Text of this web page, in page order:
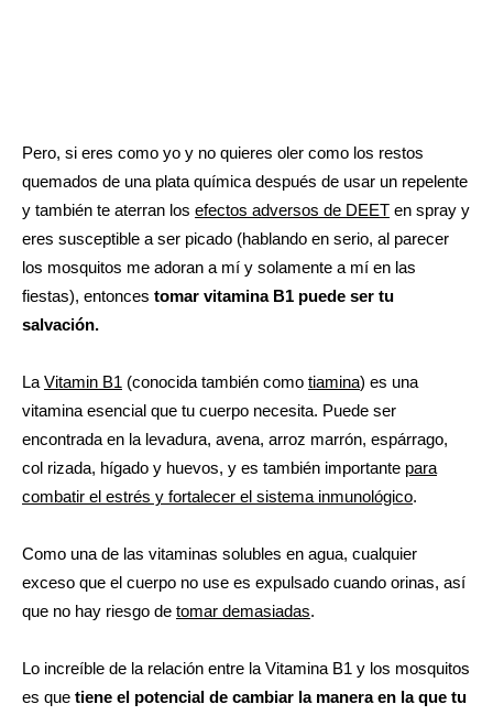
Pero, si eres como yo y no quieres oler como los restos
quemados de una plata química después de usar un repelente
y también te aterran los efectos adversos de DEET en spray y
eres susceptible a ser picado (hablando en serio, al parecer
los mosquitos me adoran a mí y solamente a mí en las
fiestas), entonces tomar vitamina B1 puede ser tu
salvación.
La Vitamin B1 (conocida también como tiamina) es una
vitamina esencial que tu cuerpo necesita. Puede ser
encontrada en la levadura, avena, arroz marrón, espárrago,
col rizada, hígado y huevos, y es también importante para
combatir el estrés y fortalecer el sistema inmunológico.
Como una de las vitaminas solubles en agua, cualquier
exceso que el cuerpo no use es expulsado cuando orinas, así
que no hay riesgo de tomar demasiadas.
Lo increíble de la relación entre la Vitamina B1 y los mosquitos
es que tiene el potencial de cambiar la manera en la que tu